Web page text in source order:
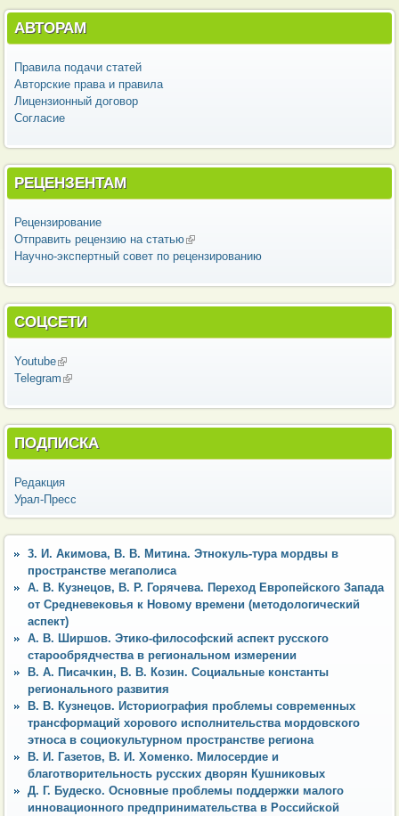
АВТОРАМ
Правила подачи статей
Авторские права и правила
Лицензионный договор
Согласие
РЕЦЕНЗЕНТАМ
Рецензирование
Отправить рецензию на статью(внешняя ссылка)
Научно-экспертный совет по рецензированию
СОЦСЕТИ
Youtube(внешняя ссылка)
Telegram (внешняя ссылка)
ПОДПИСКА
Редакция
Урал-Пресс
3. И. Акимова, В. В. Митина. Этнокуль-тура мордвы в
пространстве мегаполиса
А. В. Кузнецов, В. Р. Горячева. Переход Европейского Запада
от Средневековья к Новому времени (методологический
аспект)
А. В. Ширшов. Этико-философский аспект русского
старообрядчества в региональном измерении
В. А. Писачкин, В. В. Козин. Социальные константы
регионального развития
В. В. Кузнецов. Историография проблемы современных
трансформаций хорового исполнительства мордовского
этноса в социокультурном пространстве региона
В. И. Газетов, В. И. Хоменко. Милосердие и
благотворительность русских дворян Кушниковых
Д. Г. Будеско. Основные проблемы поддержки малого
инновационного предпринимательства в Российской